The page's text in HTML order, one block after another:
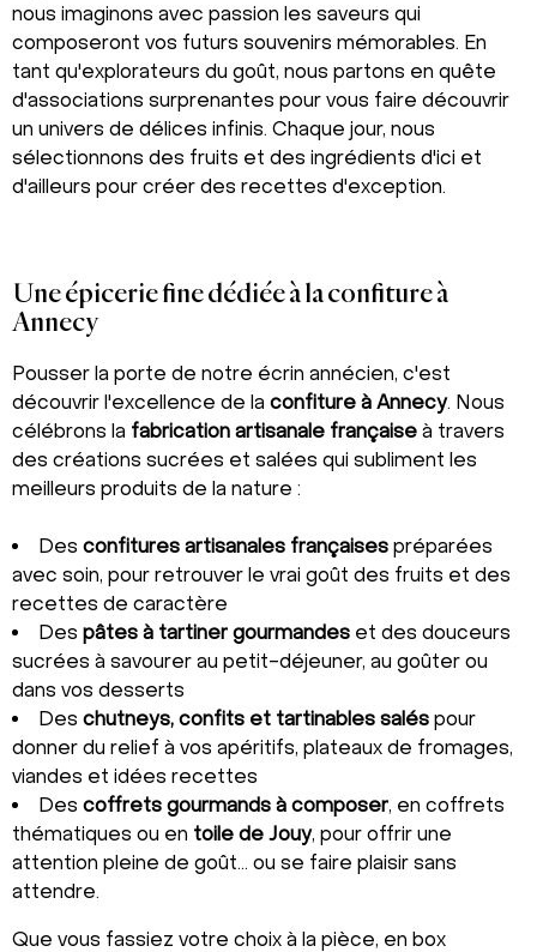
nous imaginons avec passion les saveurs qui
composeront vos futurs souvenirs mémorables. En
tant qu'explorateurs du goût, nous partons en quête
d'associations surprenantes pour vous faire découvrir
un univers de délices infinis. Chaque jour, nous
sélectionnons des fruits et des ingrédients d'ici et
d'ailleurs pour créer des recettes d'exception.
Une épicerie fine dédiée à la confiture à
Annecy
Pousser la porte de notre écrin annécien, c'est
découvrir l'excellence de la confiture à Annecy. Nous
célébrons la fabrication artisanale française à travers
des créations sucrées et salées qui subliment les
meilleurs produits de la nature :
Des confitures artisanales françaises préparées
avec soin, pour retrouver le vrai goût des fruits et des
recettes de caractère
Des pâtes à tartiner gourmandes et des douceurs
sucrées à savourer au petit-déjeuner, au goûter ou
dans vos desserts
Des chutneys, confits et tartinables salés pour
donner du relief à vos apéritifs, plateaux de fromages,
viandes et idées recettes
Des coffrets gourmands à composer, en coffrets
thématiques ou en toile de Jouy, pour offrir une
attention pleine de goût… ou se faire plaisir sans
attendre.
Que vous fassiez votre choix à la pièce, en box